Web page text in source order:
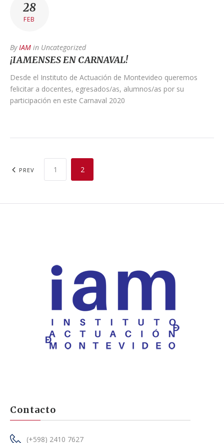
28
FEB
ByIAM in Uncategorized
¡IAMENSES EN CARNAVAL!
Desde el Instituto de Actuación de Montevideo queremos
felicitar a docentes, egresados/as, alumnos/as por su
participación en este Carnaval 2020
PREV 1 2
Contacto
(+598) 2410 7627